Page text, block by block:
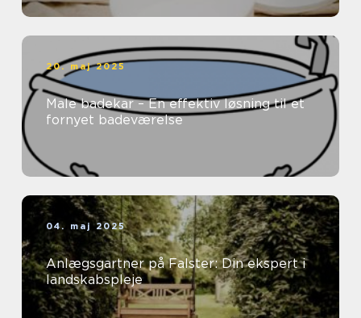
20. maj 2025
Male badekar – En effektiv løsning til et
fornyet badeværelse
04. maj 2025
Anlægsgartner på Falster: Din ekspert i
landskabspleje